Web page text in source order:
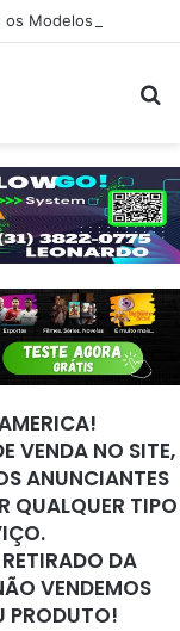
VENDA NO SITE,
ANUNCIANTES
QUALQUER TIPO
DA
VENDEMOS
PRODUTO!